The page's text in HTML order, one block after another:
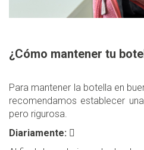
¿Cómo mantener tu
Para mantener la botella en
recomendamos establecer
pero rigurosa.
Diariamente: 